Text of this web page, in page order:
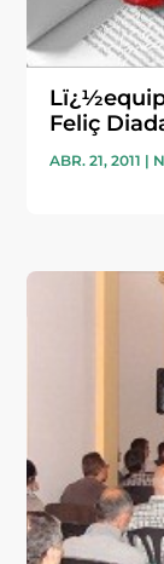
Feliç
ABR. 21, 2011 |